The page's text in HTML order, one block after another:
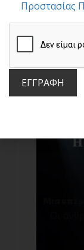
Μην
Οι
Προστασίας
ΕΓΓΡΑΦΗ